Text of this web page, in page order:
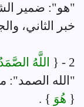
"هو": ضمير
خبر الثاني،
2 - { اللَّهُ
"الله الصمد":
{ هُوَ } .